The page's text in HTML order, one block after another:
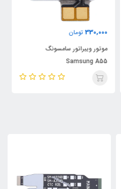
330,000 تومان
فلت مین و فلت رابط سامسونگ
Samsung A55